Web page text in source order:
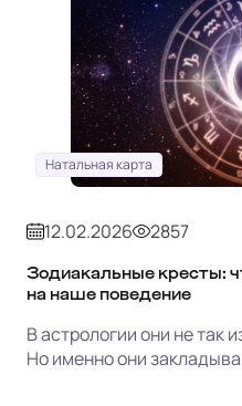
Натальная карта
12.02.2026 2857
Зодиакальные кресты:
на наше поведение
В астрологии они не так
Но именно они